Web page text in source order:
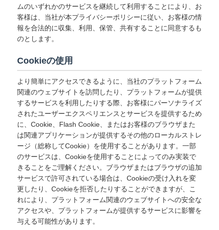
ムのいずれかのサービスを継続して利用することにより、お
客様は、当社が本プライバシーポリシーに従い、お客様の情
報を合法的に収集、利用、保管、共有することに同意するも
のとします。
Cookieの使用
より簡単にアクセスできるように、当社のプラットフォーム
関連のウェブサイトを訪問したり、プラットフォームが提供
するサービスを利用したりする際、お客様にパーソナライズ
されたユーザーエクスペリエンスとサービスを提供するため
に、Cookie、Flash Cookie、またはお客様のブラウザまた
は関連アプリケーションが提供するその他のローカルストレ
ージ（総称してCookie）を使用することがあります。一部
のサービスは、Cookieを使用することによってのみ実装で
きることをご理解ください。ブラウザまたはブラウザの追加
サービスで許可されている場合は、Cookieの受け入れを変
更したり、Cookieを拒否したりすることができますが、こ
れにより、プラットフォーム関連のウェブサイトへの安全な
アクセスや、プラットフォームが提供するサービスに影響を
与える可能性があります。